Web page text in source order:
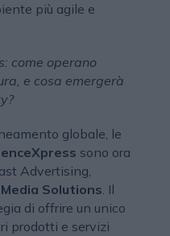
più agile e
come operano
e cosa emergerà
globale, le
sono ora
Advertising,
Media Solutions. Il
di offrire un unico
prodotti e servizi